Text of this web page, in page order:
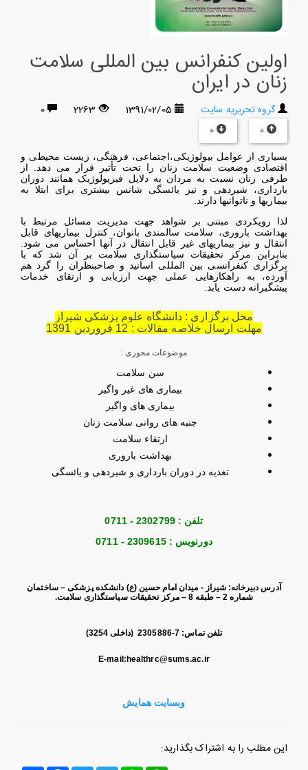
اولین کنفرانس بین المللی سلامت
زنان در ایران
گروه تحریریه سایت 1391/02/05
2263
0
0
0
بسیاری از عوامل بیولوژیکی،اجتماعی، فرهنگی، زیست محیطی و
اقتصادی وضعیت سلامت زنان را تحت تأثیر قرار می دهد. از
طرفی زنان نسبت به مردان به دلایل فیزیولوژیک همانند دوران
بارداری، شیردهی و نیز یائسگی شانس بیشتری برای ابتلا به
بیماریها و ناتوانیها دارند.
لذا رویکردی مبتنی بر شواهد جهت مدیریت مسائل مرتبط با
بهداشت باروری، سلامت سالمندی بانوان، کنترل بیماریهای قابل
انتقال و نیز بیماریهای غیر قابل انتقال در آنها احساس می شود.
بنابراین مرکز تحقیقات سیاستگذاری سلامت بر آن شد که با
برگزاری کنفرانسی بین المللی اساتید و صاحبنظران را گرد هم
آورده، به راهکارهایی عملی جهت ارزیابی و ارتقای خدمات
پیشگیرانه دست یابد.
محل برگزاری : دانشگاه علوم پزشکی شیراز
مهلت ارسال خلاصه مقالات : 12 فروردین 1391
موضوعات محوری :
سن سلامت
بیماری های غیر واگیر
بیماری های واگیر
جنبه های روانی سلامت زنان
ارتقاء سلامت
بهداشت باروری
تغذیه در دوران بارداری و شیردهی و یائسگی
تلفن : 2302799 - 0711
دورنویس : 2309615 - 0711
آدرس دبیرخانه: شیراز - میدان امام حسین (ع) دانشکده پزشکی – ساختمان
شماره 2 – طبقه 8 – مرکز تحقیقات سیاستگذاری سلامت.
تلفن تماس: 7-2305886 (داخلی 3254)
E-mail:healthrc@sums.ac.ir
وبسایت همایش
این مطلب را به اشتراک بگذارید: